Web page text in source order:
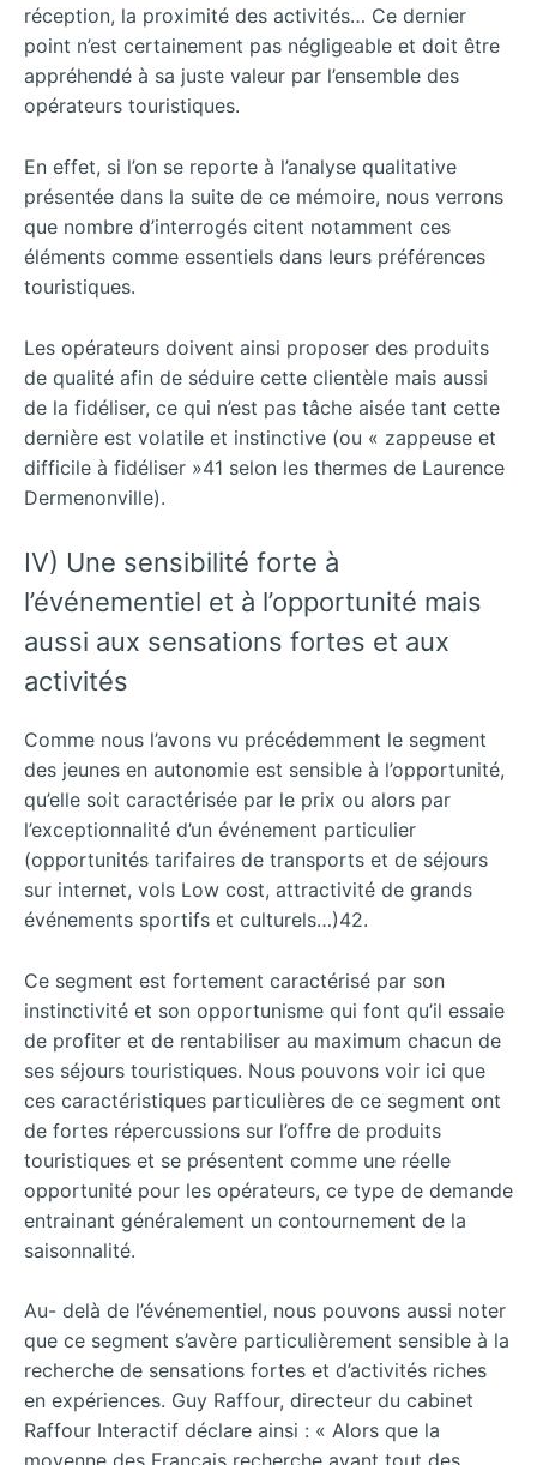
réception, la proximité des activités… Ce dernier
point n’est certainement pas négligeable et doit être
appréhendé à sa juste valeur par l’ensemble des
opérateurs touristiques.
En effet, si l’on se reporte à l’analyse qualitative
présentée dans la suite de ce mémoire, nous verrons
que nombre d’interrogés citent notamment ces
éléments comme essentiels dans leurs préférences
touristiques.
Les opérateurs doivent ainsi proposer des produits
de qualité afin de séduire cette clientèle mais aussi
de la fidéliser, ce qui n’est pas tâche aisée tant cette
dernière est volatile et instinctive (ou « zappeuse et
difficile à fidéliser »41 selon les thermes de Laurence
Dermenonville).
IV) Une sensibilité forte à
l’événementiel et à l’opportunité mais
aussi aux sensations fortes et aux
activités
Comme nous l’avons vu précédemment le segment
des jeunes en autonomie est sensible à l’opportunité,
qu’elle soit caractérisée par le prix ou alors par
l’exceptionnalité d’un événement particulier
(opportunités tarifaires de transports et de séjours
sur internet, vols Low cost, attractivité de grands
événements sportifs et culturels…)42.
Ce segment est fortement caractérisé par son
instinctivité et son opportunisme qui font qu’il essaie
de profiter et de rentabiliser au maximum chacun de
ses séjours touristiques. Nous pouvons voir ici que
ces caractéristiques particulières de ce segment ont
de fortes répercussions sur l’offre de produits
touristiques et se présentent comme une réelle
opportunité pour les opérateurs, ce type de demande
entrainant généralement un contournement de la
saisonnalité.
Au- delà de l’événementiel, nous pouvons aussi noter
que ce segment s’avère particulièrement sensible à la
recherche de sensations fortes et d’activités riches
en expériences. Guy Raffour, directeur du cabinet
Raffour Interactif déclare ainsi : « Alors que la